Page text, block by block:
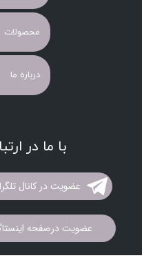
محصولات
درباره ما
با ما در
عضویت در کانال
عضویت درصفحه